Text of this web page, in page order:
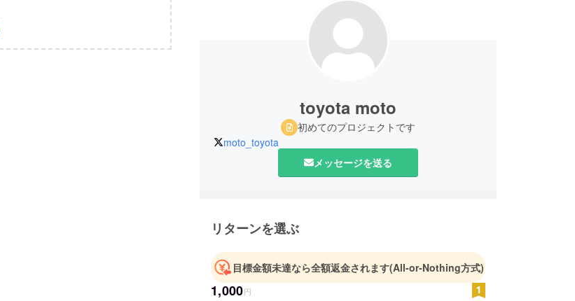
toyota moto
初めてのプロジェクトです
moto_toyota
メッセージを送る
リターンを選ぶ
目標金額未達なら全額返金されます(All-or-Nothing方式)
1,000円